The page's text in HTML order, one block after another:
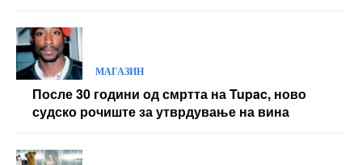
МАГАЗИН
После 30 години од смртта на Tupac, ново
судско рочиште за утврдување на вина